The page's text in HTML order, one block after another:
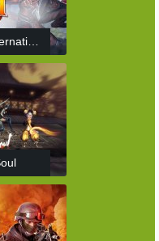
Perfect World International